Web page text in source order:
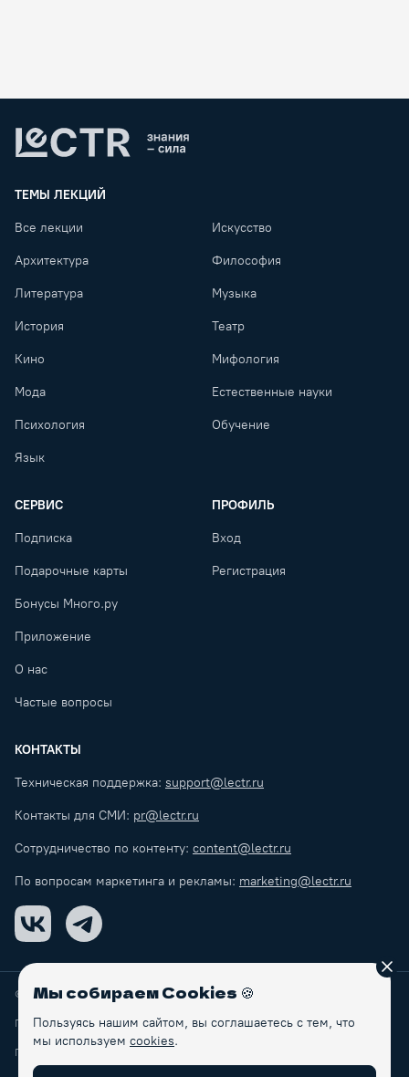
ТЕМЫ ЛЕКЦИЙ
Все лекции Искусство
Архитектура Философия
Литература Музыка
История Театр
Кино Мифология
Мода Естественные науки
Психология Обучение
Язык
СЕРВИС
Подписка
Подарочные карты
Бонусы Много.ру
Приложение
О нас
Частые вопросы
ПРОФИЛЬ
Вход
Регистрация
КОНТАКТЫ
Техническая поддержка: support@lectr.ru
Контакты для СМИ: pr@lectr.ru
Сотрудничество по контенту: content@lectr.ru
По вопросам маркетинга и рекламы: marketing@lectr.ru
VK Telegram
© Lectr2026
Правила обработки персональных данных
Пользовательское соглашение
Мы собираем Cookies 🍪
Пользуясь нашим сайтом, вы соглашаетесь с тем, что
мы используем cookies.